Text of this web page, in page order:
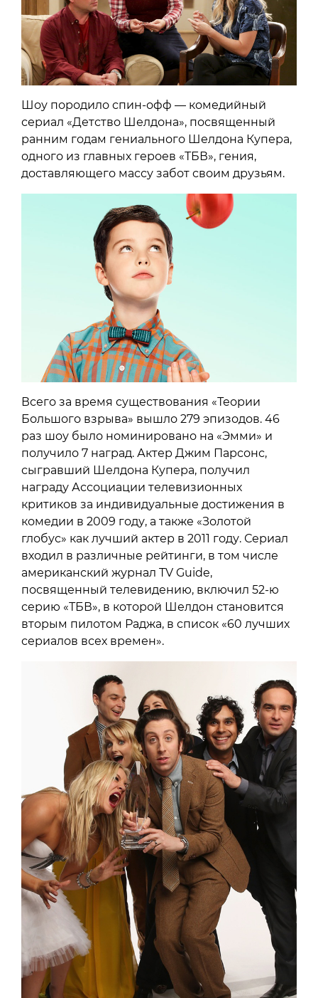
Шоу породило спин-офф — комедийный
сериал «Детство Шелдона», посвященный
ранним годам гениального Шелдона Купера,
одного из главных героев «ТБВ», гения,
доставляющего массу забот своим друзьям.
Всего за время существования «Теории
Большого взрыва» вышло 279 эпизодов. 46
раз шоу было номинировано на «Эмми» и
получило 7 наград. Актер Джим Парсонс,
сыгравший Шелдона Купера, получил
награду Ассоциации телевизионных
критиков за индивидуальные достижения в
комедии в 2009 году, а также «Золотой
глобус» как лучший актер в 2011 году. Сериал
входил в различные рейтинги, в том числе
американский журнал TV Guide,
посвященный телевидению, включил 52-ю
серию «ТБВ», в которой Шелдон становится
вторым пилотом Раджа, в список «60 лучших
сериалов всех времен».